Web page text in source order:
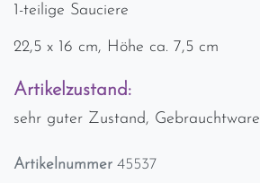
1-teilige Sauciere
22,5 x 16 cm, Höhe ca. 7,5 cm
Artikelzustand:
sehr guter Zustand, Gebrauchtware
Artikelnummer 45537